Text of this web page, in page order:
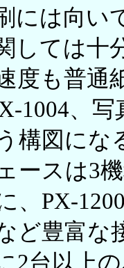
には向い
しては十
度も普通
1004、
構図にな
ースは3
、PX-
ど豊富な
2台以上